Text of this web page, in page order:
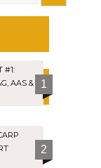
#1:
AAS &
1
2